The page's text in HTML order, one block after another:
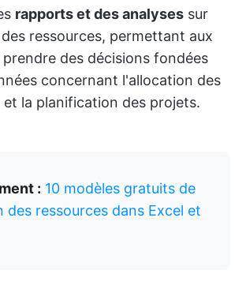
rapports et des analyses sur
ressources, permettant aux
prendre des décisions fondées
concernant l'allocation des
et la planification des projets.
: 10 modèles gratuits de
des ressources dans Excel et